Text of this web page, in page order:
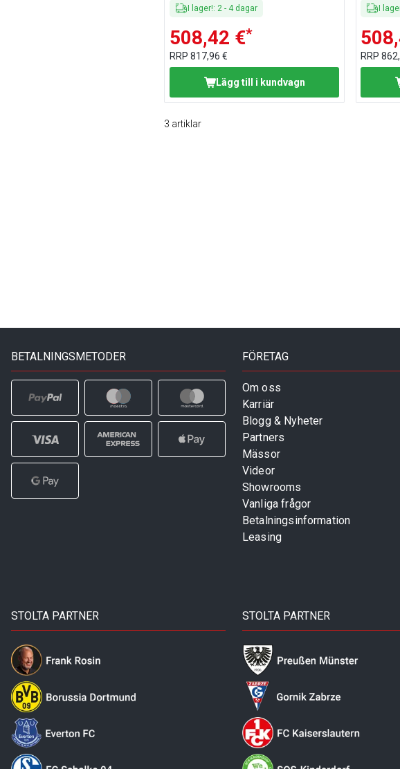
I lager!: 2- 4 dagar
508,42 €*
RRP 817,96 €
Lägg till i kundvagn
I
RRP
3 artiklar
BETALNINGSMETODER FÖRETAG
Om oss
Karriär
Blogg & Nyheter
Partners
Mässor
Videor
Showrooms
Vanliga frågor
Betalningsinformation
Leasing
STOLTA PARTNER STOLTA PARTNER